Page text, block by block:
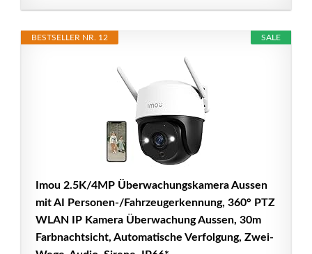
SALE
BESTSELLER NR. 12
Imou 2.5K/4MP Überwachungskamera Aussen
mit AI Personen-/Fahrzeugerkennung, 360° PTZ
WLAN IP Kamera Überwachung Aussen, 30m
Farbnachtsicht, Automatische Verfolgung, Zwei-